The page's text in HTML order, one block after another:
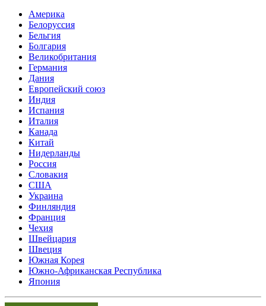
Америка
Белоруссия
Бельгия
Болгария
Великобритания
Германия
Дания
Европейский союз
Индия
Испания
Италия
Канада
Китай
Нидерланды
Россия
Словакия
США
Украина
Финляндия
Франция
Чехия
Швейцария
Швеция
Южная Корея
Южно-Африканская Республика
Япония